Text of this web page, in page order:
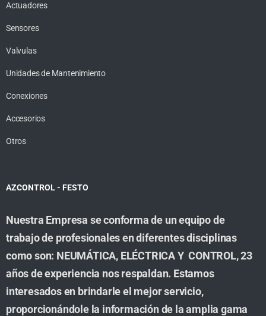
Actuadores
Sensores
Valvulas
Unidades de Mantenimiento
Conexiones
Accesorios
Otros
AZCONTROL - FESTO
Nuestra Empresa se conforma de un equipo de
trabajo de profesionales en diferentes disciplinas
como son: NEUMÁTICA, ELÉCTRICA Y CONTROL, 23
años de experiencia nos respaldan. Estamos
interesados en brindarle el mejor servicio,
proporcionándole la información de la amplia gama